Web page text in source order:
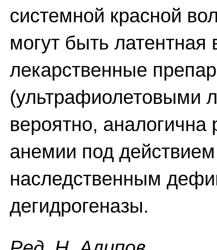
системной красной
могут быть
лекарственные
(ультрафиолетовыми
вероятно, аналогична
анемии под
наследственным
дегидрогеназы.